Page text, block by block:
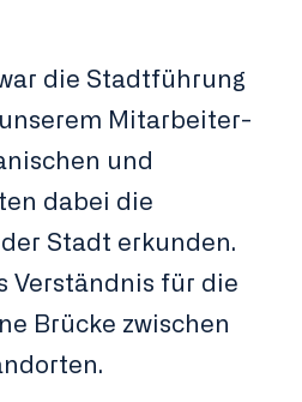
die Stadtführung
Mitarbeiter-
und
dabei die
Stadt erkunden.
Verständnis für die
Brücke zwischen